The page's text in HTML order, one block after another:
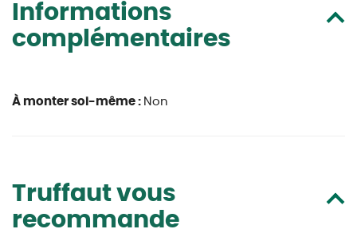
Informations
complémentaires
À monter soi-même : Non
Truffaut vous
recommande